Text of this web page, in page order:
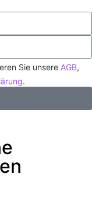
Sie unsere AGB,
.